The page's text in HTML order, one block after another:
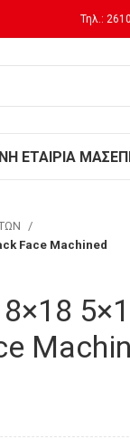
Τηλ.:
Η ΕΤΑΙΡΙΑ ΜΑΣ
Face Machined